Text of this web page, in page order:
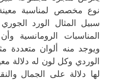
نوع مخصص لمناسبة
سبيل المثال الورد
المناسبات الرومانسية
ويوجد منه ألوان متعددة
الوردي وكل لون له دلالة
لها دلالة على الجمال